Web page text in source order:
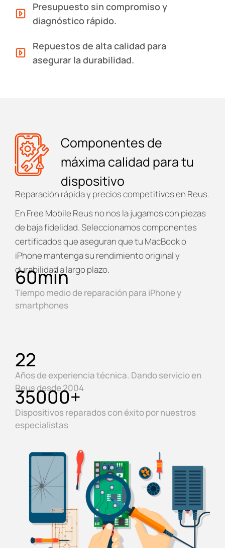
Presupuesto sin compromiso y
diagnóstico rápido.
Repuestos de alta calidad para
asegurar la durabilidad.
Componentes de
máxima calidad para tu
dispositivo
Reparación rápida y precios competitivos en Reus.
En Free Mobile Reus no nos la jugamos con piezas
de baja fidelidad. Seleccionamos componentes
certificados que aseguran que tu MacBook o
iPhone mantenga su rendimiento original y
durabilidad a largo plazo.
Tiempo medio de reparación para iPhone y
smartphones
60min
Años de experiencia técnica. Dando servicio en
Reus desde 2004
22
Dispositivos reparados con éxito por nuestros
especialistas
35000+